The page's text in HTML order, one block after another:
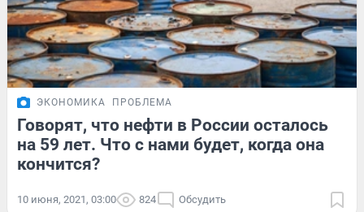
ЭКОНОМИКА ПРОБЛЕМА
Говорят, что нефти в России осталось
на 59 лет. Что с нами будет, когда она
кончится?
10 июня, 2021, 03:00 824 Обсудить